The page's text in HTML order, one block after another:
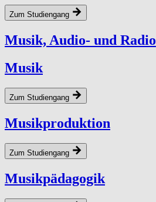
Zum Studiengang
Musik, Audio- und Radio
Musik
Zum Studiengang
Musikproduktion
Zum Studiengang
Musikpädagogik